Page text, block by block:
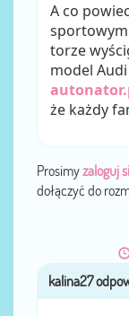
A co
sportowym
torze
model Audi
że każdy
Prosimyzaloguj
dołączyć do